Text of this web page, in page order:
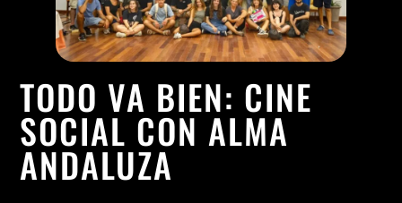
TODO VA BIEN: CINE
SOCIAL CON ALMA
ANDALUZA